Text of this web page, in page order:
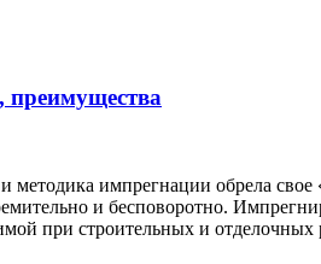
преимущества
методика импрегнации обрела
и бесповоротно.
при строительных и